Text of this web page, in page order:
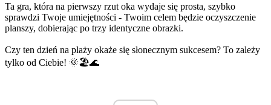
Ta gra, która na pierwszy rzut oka wydaje się prosta, szybko
sprawdzi Twoje umiejętności - Twoim celem będzie oczyszczenie
planszy, dobierając po trzy identyczne obrazki.
Czy ten dzień na plaży okaże się słonecznym sukcesem? To zależy
tylko od Ciebie! 🌞🏖️🌊